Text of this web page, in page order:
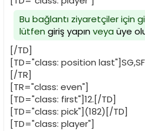
Bu bağlantı ziyaretçiler için
lütfen giriş yapınveya üye
[/TD]
[TD="class: position
[/TR]
[TR="class: even"]
[TD="class: first"]12.[/TD]
[TD="class: pick"](182)[/TD]
[TD="class: player"]